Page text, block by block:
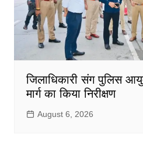
जिलाधिकारी संग पुलिस
मार्ग का किया निरीक्षण
August 6, 2026